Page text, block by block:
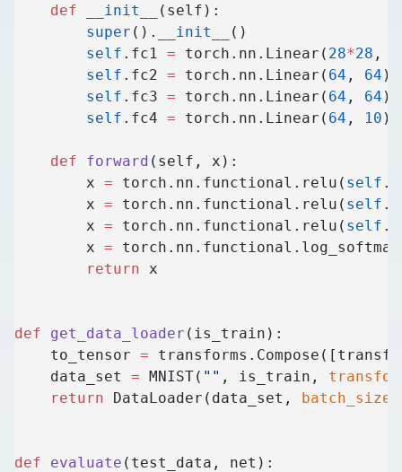
    def
__init__
(self):
        super
(). __init__
()
        self
.fc1 = torch.nn.Linear( 28*28 ,
        self
.fc2 = torch.nn.Linear( 64 , 64 )
        self
.fc3 = torch.nn.Linear( 64 , 64 )
        self
.fc4 = torch.nn.Linear( 64 , 10 )
    def
forward (self, x):
        x
= torch.nn.functional.relu( self
        x
= torch.nn.functional.relu( self
        x
= torch.nn.functional.relu( self
        x
=
        return
x
def get_data_loader (is_train):
    to_tensor
=
    data_set
= MNIST( "" , is_train,
    return
DataLoader(data_set, batch_size
def evaluate (test_data, net):